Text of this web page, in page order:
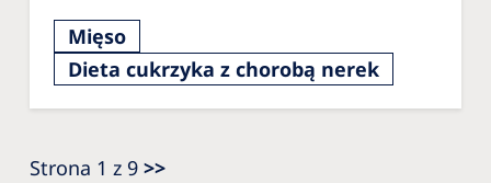
Mięso
Dieta cukrzyka z chorobą nerek
Strona 1 z 9 >>